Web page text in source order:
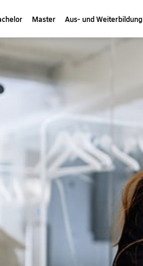
Master Aus- und Weiterbildung